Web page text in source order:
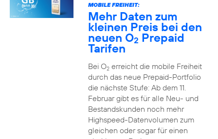
MOBILE FREIHEIT:
Mehr Daten zum
kleinen Preis bei den
neuen O2 Prepaid
Tarifen
Bei O2erreicht die mobile Freiheit
durch das neue Prepaid-Portfolio
die nächste Stufe: Ab dem 11.
Februar gibt es für alle Neu- und
Bestandskunden noch mehr
Highspeed-Datenvolumen zum
gleichen oder sogar für einen